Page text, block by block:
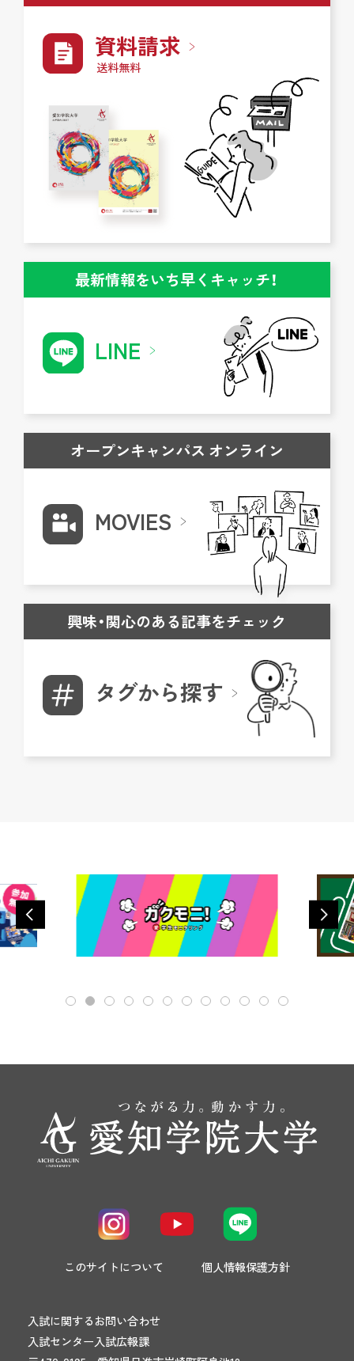
資料請求
送料無料
最新情報をいち早くキャッチ！
LINE
オープンキャンパス オンライン
MOVIES
興味・関心のある記事をチェック
タグから探す
このサイトについて 個人情報保護方針
入試に関するお問い合わせ
入試センター入試広報課